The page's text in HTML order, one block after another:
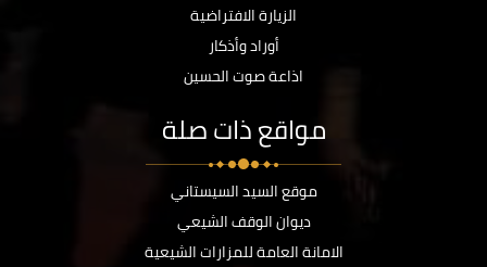
الزيارة الافتراضية
أوراد وأذكار
اذاعة صوت الحسين
مواقع ذات صلة
موقع السيد السيستاني
ديوان الوقف الشيعي
الامانة العامة للمزارات الشيعية